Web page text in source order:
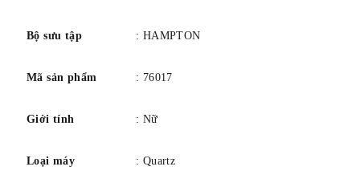
hình dạng: Hình chữ nhật
Độ dày: 9mm
Bộ sưu tập : HAMPTON
Mã sản phẩm : 76017
Giới tính : Nữ
Loại máy : Quartz